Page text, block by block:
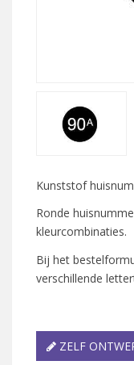
Kunststof
Ronde
kleurcombinaties.
Bij het
verschillende
ZELF